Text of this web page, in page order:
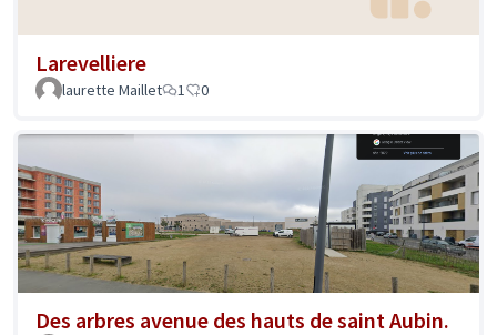
Larevelliere
laurette Maillet 1 0
Des arbres avenue des hauts de saint Aubin.